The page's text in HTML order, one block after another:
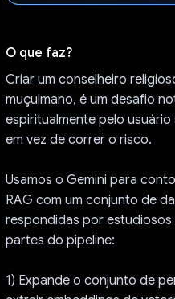
O que faz?
Criar um conselheiro
muçulmano, é um desafio
espiritualmente pelo
em vez de correr o risco.
Usamos o Gemini para
RAG com um conjunto de
respondidas por estudiosos
partes do pipeline:
1) Expande o conjunto de